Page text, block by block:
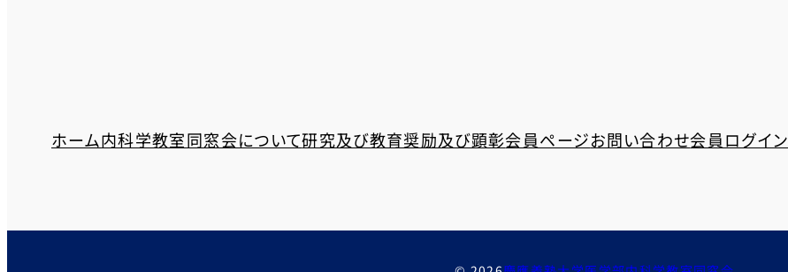
ホーム内科学教室同窓会について研究及び教育奨励及び顕彰会員ページお問い合わせ会員ログイン